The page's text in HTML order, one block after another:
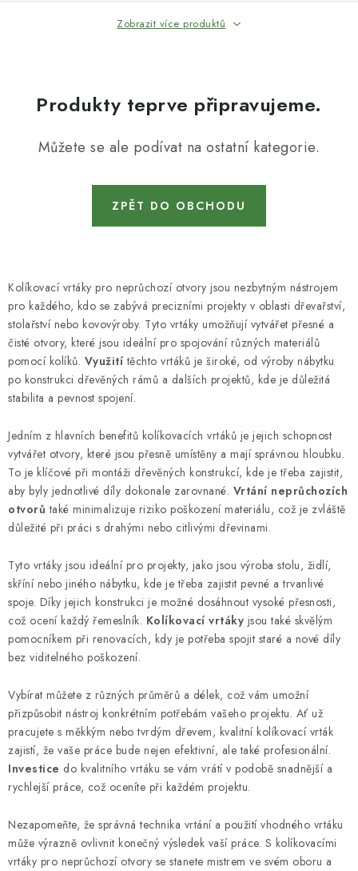
Zobrazit více produktů
Produkty teprve připravujeme.
Můžete se ale podívat na ostatní kategorie.
ZPĚT DO OBCHODU
Kolíkovací vrtáky pro neprůchozí otvory jsou nezbytným nástrojem
pro každého, kdo se zabývá precizními projekty v oblasti dřevařství,
stolařství nebo kovovýroby. Tyto vrtáky umožňují vytvářet přesné a
čisté otvory, které jsou ideální pro spojování různých materiálů
pomocí kolíků. Využití těchto vrtáků je široké, od výroby nábytku
po konstrukci dřevěných rámů a dalších projektů, kde je důležitá
stabilita a pevnost spojení.
Jedním z hlavních benefitů kolíkovacích vrtáků je jejich schopnost
vytvářet otvory, které jsou přesně umístěny a mají správnou hloubku.
To je klíčové při montáži dřevěných konstrukcí, kde je třeba zajistit,
aby byly jednotlivé díly dokonale zarovnané. Vrtání neprůchozích
otvorů také minimalizuje riziko poškození materiálu, což je zvláště
důležité při práci s drahými nebo citlivými dřevinami.
Tyto vrtáky jsou ideální pro projekty, jako jsou výroba stolu, židlí,
skříní nebo jiného nábytku, kde je třeba zajistit pevné a trvanlivé
spoje. Díky jejich konstrukci je možné dosáhnout vysoké přesnosti,
což ocení každý řemeslník. Kolíkovací vrtáky jsou také skvělým
pomocníkem při renovacích, kdy je potřeba spojit staré a nové díly
bez viditelného poškození.
Vybírat můžete z různých průměrů a délek, což vám umožní
přizpůsobit nástroj konkrétním potřebám vašeho projektu. Ať už
pracujete s měkkým nebo tvrdým dřevem, kvalitní kolíkovací vrták
zajistí, že vaše práce bude nejen efektivní, ale také profesionální.
Investice do kvalitního vrtáku se vám vrátí v podobě snadnější a
rychlejší práce, což oceníte při každém projektu.
Nezapomeňte, že správná technika vrtání a použití vhodného vrtáku
může výrazně ovlivnit konečný výsledek vaší práce. S kolíkovacími
vrtáky pro neprůchozí otvory se stanete mistrem ve svém oboru a